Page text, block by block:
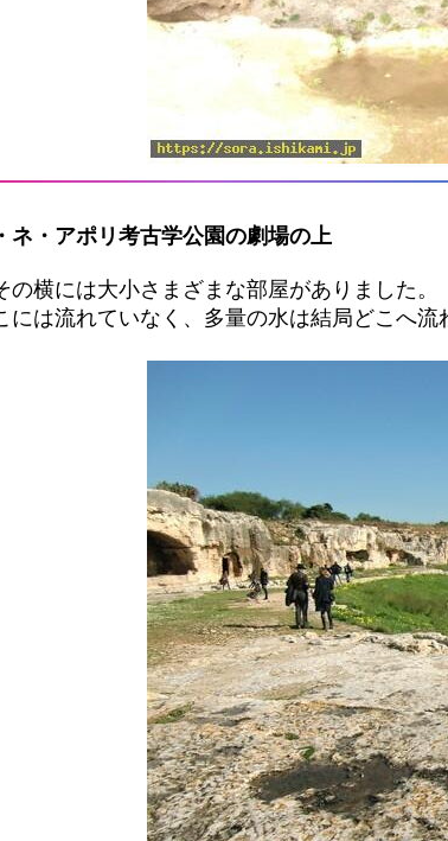
・アポリ考古学公園の劇場の上
横には大小さまざまな部屋がありました。
には流れていなく、多量の水は結局どこへ